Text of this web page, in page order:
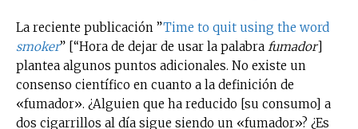
La reciente publicación ”Time to quit using the word
smoker” [“Hora de dejar de usar la palabra fumador]
plantea algunos puntos adicionales. No existe un
consenso científico en cuanto a la definición de
«fumador». ¿Alguien que ha reducido [su consumo] a
dos cigarrillos al día sigue siendo un «fumador»? ¿Es